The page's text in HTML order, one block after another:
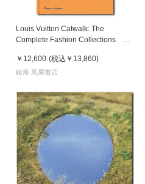
Louis Vuitton Catwalk: The
Complete Fashion Collections ル
ョン写真集
￥12,600 (税込 ￥13,860)
銀座 蔦屋書店